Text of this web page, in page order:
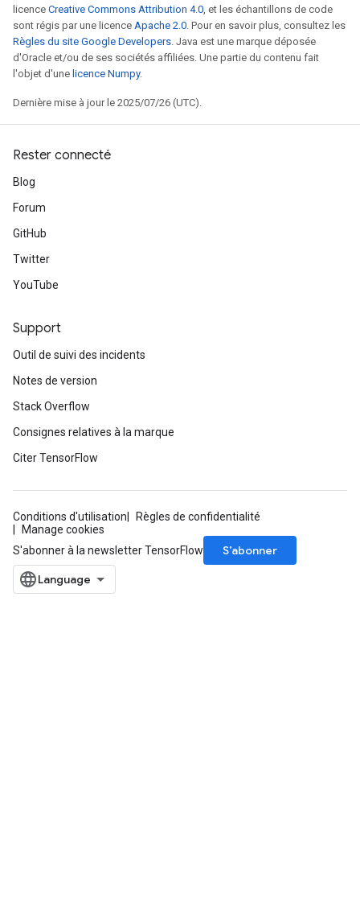
licence Creative Commons Attribution 4.0, et les échantillons de code
sont régis par une licence Apache 2.0. Pour en savoir plus, consultez les
Règles du site Google Developers. Java est une marque déposée
d'Oracle et/ou de ses sociétés affiliées. Une partie du contenu fait
l'objet d'une licence Numpy.
Dernière mise à jour le 2025/07/26 (UTC).
Rester connecté
Blog
Forum
GitHub
Twitter
YouTube
Support
Outil de suivi des incidents
Notes de version
Stack Overflow
Consignes relatives à la marque
Citer TensorFlow
Conditions d'utilisation
Règles de confidentialité
Manage cookies
S'abonner à la newsletter TensorFlow
S’abonner